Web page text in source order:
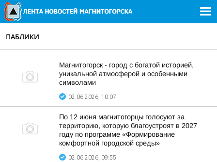
ПАБЛИКИ
Магнитогорск - город с богатой историей,
уникальной атмосферой и особенными
символами
02.06.2026, 10:07
По 12 июня магнитогорцы голосуют за
территорию, которую благоустроят в 2027
году по программе «Формирование
комфортной городской среды»
02.06.2026, 09:55